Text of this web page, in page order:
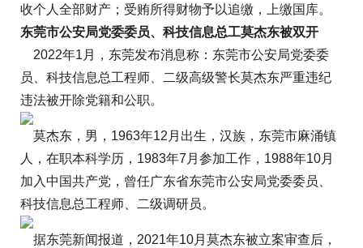
收个人全部财产；受贿所得财物予以追缴，上缴国库。
东莞市公安局党委委员、科技信息总工莫杰东被双开
2022年1月，东莞发布消息称：东莞市公安局党委委
员、科技信息总工程师、二级高级警长莫杰东严重违纪
违法被开除党籍和公职。
莫杰东，男，1963年12月出生，汉族，东莞市麻涌镇
人，在职本科学历，1983年7月参加工作，1988年10月
加入中国共产党，曾任广东省东莞市公安局党委委员、
科技信息总工程师、二级调研员。
据东莞新闻报道，2021年10月莫杰东被立案审查后，